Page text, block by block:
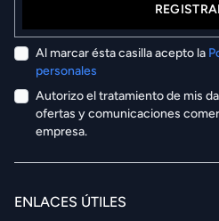
Al marcar ésta casilla acepto la
personales
Autorizo el tratamiento de mis
ofertas y comunicaciones
empresa.
ENLACES ÚTILES